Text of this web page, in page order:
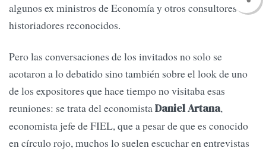
algunos ex ministros de Economía y otros consultores e
historiadores reconocidos.
Pero las conversaciones de los invitados no solo se
acotaron a lo debatido sino también sobre el look de uno
de los expositores que hace tiempo no visitaba esas
reuniones: se trata del economistaDaniel Artana,
economista jefe de FIEL, que a pesar de que es conocido
en círculo rojo, muchos lo suelen escuchar en entrevistas